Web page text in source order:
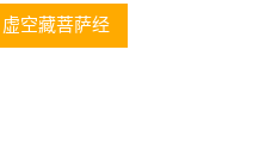
虚空藏菩萨经